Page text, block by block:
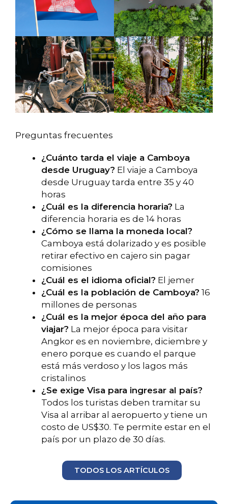
Preguntas frecuentes
¿Cuánto tarda el viaje a Camboya
desde Uruguay? El viaje a Camboya
desde Uruguay tarda entre 35 y 40
horas
¿Cuál es la diferencia horaria? La
diferencia horaria es de 14 horas
¿Cómo se llama la moneda local?
Camboya está dolarizado y es posible
retirar efectivo en cajero sin pagar
comisiones
¿Cuál es el idioma oficial? El jemer
¿Cuál es la población de Camboya? 16
millones de personas
¿Cuál es la mejor época del año para
viajar? La mejor época para visitar
Angkor es en noviembre, diciembre y
enero porque es cuando el parque
está más verdoso y los lagos más
cristalinos
¿Se exige Visa para ingresar al país?
Todos los turistas deben tramitar su
Visa al arribar al aeropuerto y tiene un
costo de US$30. Te permite estar en el
país por un plazo de 30 días.
TODOS LOS ARTÍCULOS